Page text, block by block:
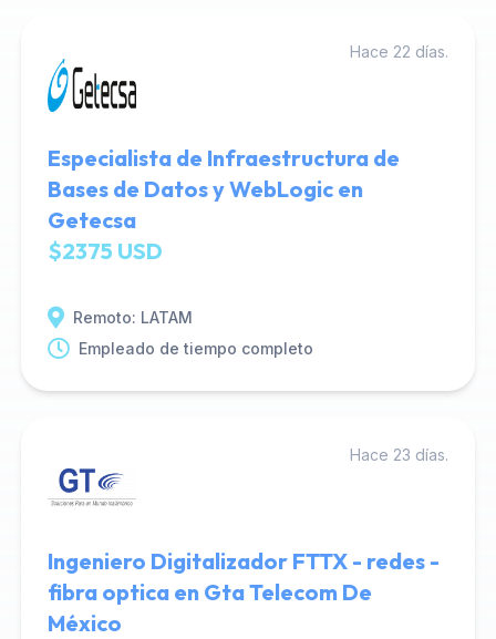
Hace 22 días.
Especialista de Infraestructura de
Bases de Datos y WebLogic en
Getecsa
$2375 USD
Remoto: LATAM
Empleado de tiempo completo
Hace 23 días.
Ingeniero Digitalizador FTTX - redes -
fibra optica en Gta Telecom De
México